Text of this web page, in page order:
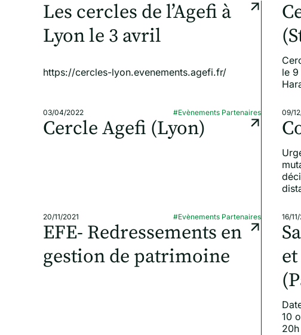
Les cercles de l’Agefi à
Lyon le 3 avril
https://cercles-lyon.evenements.agefi.fr/
03/04/2022 #Evènements Partenaires
le
09/
Cercle Agefi (Lyon)
20/11/2021 #Evènements Partenaires 16/
EFE- Redressements en
gestion de patrimoine
10